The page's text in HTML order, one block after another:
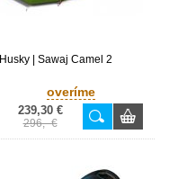
Husky | Sawaj Camel 2
overíme
239,30 €
296,- €